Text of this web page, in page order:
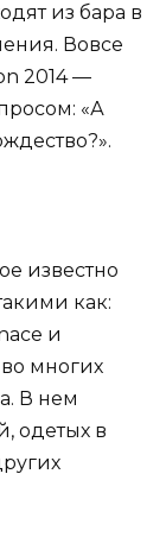
из бара в
Вовсе
2014 —
«А
известно
как:
и
многих
В нем
одетых в